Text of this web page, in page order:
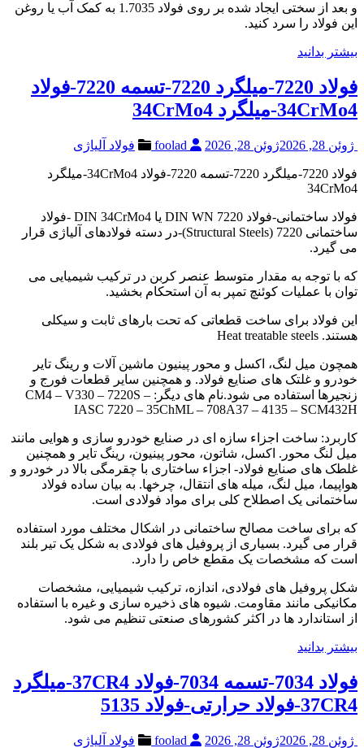
و بعد از سختی ایجاد شده بر روی فولاد 1.7035 به کمک آب یا روغن
این فولاد را سرد کنید.
بیشتر بدانید
فولاد 7220-میلگرد 7220-تسمه 7220-فولاد
34CrMo4-میلگرد 34CrMo4
ژوئن 28, 2026 ژوئن 28, 2026 فولاد آلیاژی
فولاد 7220-میلگرد 7220-تسمه 7220-فولاد 34CrMo4-میلگرد
34CrMo4
فولاد ساختمانی-فولاد 7220 DIN WN یا DIN 34CrMo4 -فولاد
ساختمانی 7220 (Structural Steels)-در دسته فولادهای آلیاژی قرار
می گیرد.
که با توجه به مقدار متوسط عنصر کربن در ترکیب شیمیایی می
توان با عملیات کوئنچ تمپر به آن استحکام بخشید.
این فولاد برای ساخت قطعاتی که تحت بارهای ثابت و سیکلی
هستند. Heat treatable steels
همچون میل لنگ، اکسل و محور پینیون ماشین آلات و رینگ تایر
خودرو و غلتک های صنایع فولاد. و همچنین سایر قطعات فورج و
زنجیرها استفاده می شود.نام های دیگر: CM4 – V330 – 7220S –
IASC 7220 – 35ChML – 708A37 – 4135 – SCM432H
کاربرد: ساخت اجزاء سازه ای در صنایع خودرو سازی و هوایی مانند
میل لنگ محور. اکسل، شاتون، محور پینیون، رینگ تایر و همچنین
غلطک های صنایع فولاد- اجزاء ساختاری با چقرمگی بالا در خودرو و
هواپیما، میل لنگ، میله های انتقال، چرخها. به بیان ساده فولاد
ساختمانی یک اصطلاح کلی برای مواد فولادی است.
که برای ساخت مصالح ساختمانی در اشکال مختلف مورد استفاده
قرار می گیرد. بسیاری از پروفیل های فولادی به شکل یک تیر بلند
است که مشخصات یک مقطع خاص را دارد.
شکل پروفیل های فولادی، اندازه، ترکیب شیمیایی، مشخصات
مکانیکی مانند مقاومت. شیوه های ذخیره سازی و غیره با استفاده
از استاندارد ها در اکثر کشورهای صنعتی تنظیم می شود.
بیشتر بدانید
فولاد 7034-تسمه 7034-فولاد 37CR4-میلگرد
37CR4-فولاد حرارتی-فولاد 5135
ژوئن 28, 2026 ژوئن 28, 2026 فولاد آلیاژی